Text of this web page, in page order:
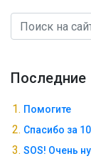
Последние
Помогите
Спасибо за
SOS! Очень